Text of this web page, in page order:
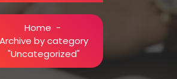
Home -
Archive by category
"Uncategorized"